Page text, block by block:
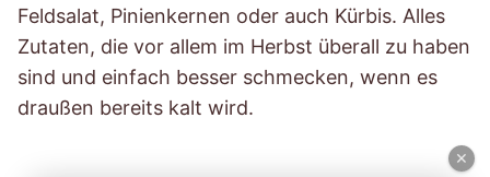
Feldsalat, Pinienkernen oder auch Kürbis. Alles
Zutaten, die vor allem im Herbst überall zu haben
sind und einfach besser schmecken, wenn es
draußen bereits kalt wird.
×